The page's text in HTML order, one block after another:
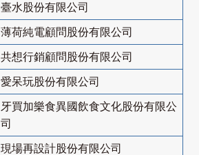
臺水股份有限公司
薄荷純電顧問股份有限公司
共想行銷顧問股份有限公司
愛呆玩股份有限公司
牙買加樂食異國飲食文化股份有限公
司
現場再設計股份有限公司